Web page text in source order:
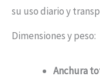
su uso diario y
Dimensiones y peso:
Anchura